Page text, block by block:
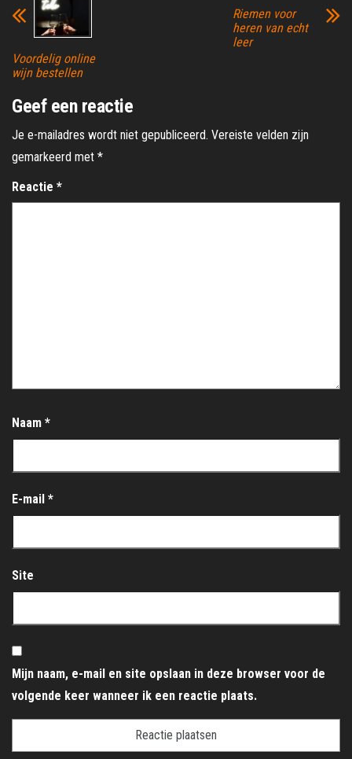
Voordelig online
wijn bestellen
Riemen voor
heren van echt
leer
Geef een reactie
Je e-mailadres wordt niet gepubliceerd. Vereiste velden zijn
gemarkeerd met *
Reactie *
Naam *
E-mail *
Site
Mijn naam, e-mail en site opslaan in deze browser voor de
volgende keer wanneer ik een reactie plaats.